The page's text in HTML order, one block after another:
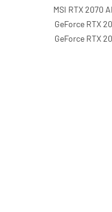
MSI RTX 2070
GeForce RTX
GeForce RTX